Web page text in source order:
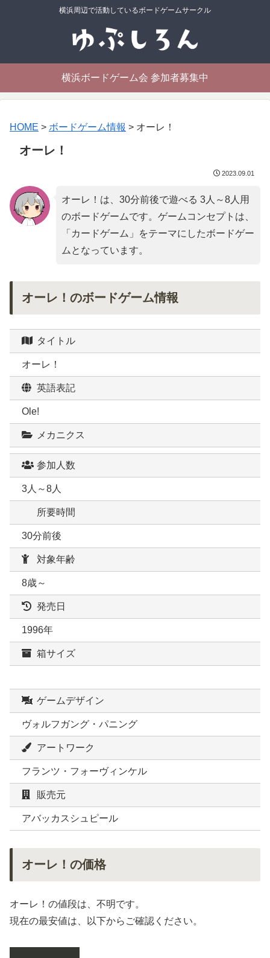
横浜周辺で活動しているボードゲームサークル
横浜ボードゲーム会 参加者募集中
HOME > ボードゲーム情報 > オーレ！
オーレ！
2023.09.01
オーレ！は、30分前後で遊べる 3人～8人用
のボードゲームです。ゲームコンセプトは、
「 カードゲーム 」をテーマにしたボードゲー
ムとなっています。
オーレ！のボードゲーム情報
タイトル
オーレ！
英語表記
Ole!
メカニクス
参加人数
3人～8人
所要時間
30分前後
対象年齢
8歳～
発売日
1996年
箱サイズ
ゲームデザイン
ヴォルフガング・パニング
アートワーク
フランツ・フォーヴィンケル
販売元
アバッカスシュピール
オーレ！の価格
オーレ！の値段は、不明です。
現在の最安値は、以下からご確認ください。